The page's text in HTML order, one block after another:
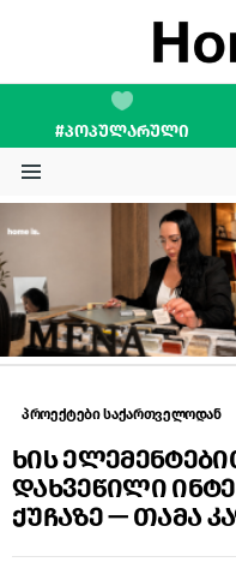
#ᲞᲝᲞᲣᲚᲐᲠᲣᲚᲘ
STORIES
პროექტები საქართველოდან
ხის
დახვეწილი
ქუჩაზე — თამა